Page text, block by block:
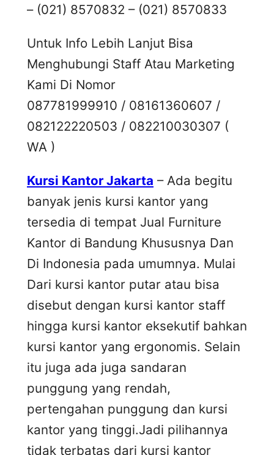
– (021) 8570832 – (021) 8570833
Untuk Info Lebih Lanjut Bisa
Menghubungi Staff Atau Marketing
Kami Di Nomor
087781999910 / 08161360607 /
082122220503 / 082210030307 (
WA )
Kursi Kantor Jakarta – Ada begitu
banyak jenis kursi kantor yang
tersedia di tempat Jual Furniture
Kantor di Bandung Khususnya Dan
Di Indonesia pada umumnya. Mulai
Dari kursi kantor putar atau bisa
disebut dengan kursi kantor staff
hingga kursi kantor eksekutif bahkan
kursi kantor yang ergonomis. Selain
itu juga ada juga sandaran
punggung yang rendah,
pertengahan punggung dan kursi
kantor yang tinggi.Jadi pilihannya
tidak terbatas dari kursi kantor